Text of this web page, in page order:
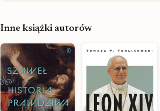
Inne książki autorów